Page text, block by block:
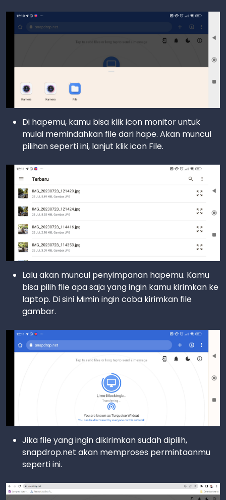
Di hapemu, kamu bisa klik icon monitor untuk
mulai memindahkan file dari hape. Akan muncul
pilihan seperti ini, lanjut klik icon File.
Lalu akan muncul penyimpanan hapemu. Kamu
bisa pilih file apa saja yang ingin kamu kirimkan ke
laptop. Di sini Mimin ingin coba kirimkan file
gambar.
Jika file yang ingin dikirimkan sudah dipilih,
snapdrop.net akan memproses permintaanmu
seperti ini.